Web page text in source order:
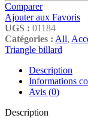
Comparer
Ajouter aux Favoris
UGS : 01184
Catégories : All,
Triangle billard
Description
Informations
Avis (0)
Description